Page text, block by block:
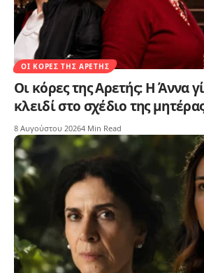
ΟΙ ΚΌΡΕΣ ΤΗΣ ΑΡΕΤΉΣ
Οι κόρες της Αρετής: Η Άννα
κλειδί στο σχέδιο της
8 Αυγούστου 20264 Min Read